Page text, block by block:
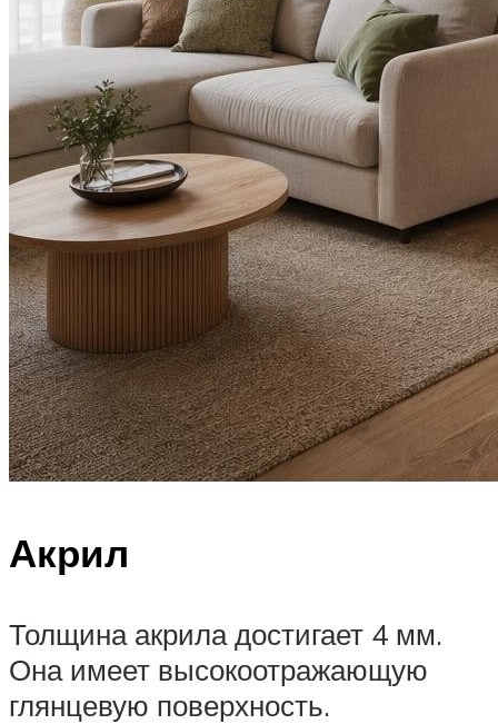
Акрил
Толщина акрила достигает 4 мм.
Она имеет высокоотражающую
глянцевую поверхность.